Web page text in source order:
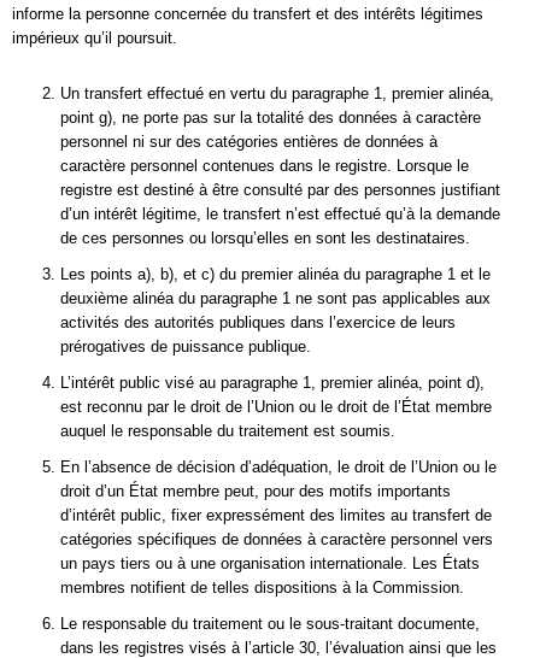
informe la personne concernée du transfert et des intérêts légitimes
impérieux qu’il poursuit.
Un transfert effectué en vertu du paragraphe 1, premier alinéa,
point g), ne porte pas sur la totalité des données à caractère
personnel ni sur des catégories entières de données à
caractère personnel contenues dans le registre. Lorsque le
registre est destiné à être consulté par des personnes justifiant
d’un intérêt légitime, le transfert n’est effectué qu’à la demande
de ces personnes ou lorsqu’elles en sont les destinataires.
Les points a), b), et c) du premier alinéa du paragraphe 1 et le
deuxième alinéa du paragraphe 1 ne sont pas applicables aux
activités des autorités publiques dans l’exercice de leurs
prérogatives de puissance publique.
L’intérêt public visé au paragraphe 1, premier alinéa, point d),
est reconnu par le droit de l’Union ou le droit de l’État membre
auquel le responsable du traitement est soumis.
En l’absence de décision d’adéquation, le droit de l’Union ou le
droit d’un État membre peut, pour des motifs importants
d’intérêt public, fixer expressément des limites au transfert de
catégories spécifiques de données à caractère personnel vers
un pays tiers ou à une organisation internationale. Les États
membres notifient de telles dispositions à la Commission.
Le responsable du traitement ou le sous-traitant documente,
dans les registres visés à l’article 30, l’évaluation ainsi que les